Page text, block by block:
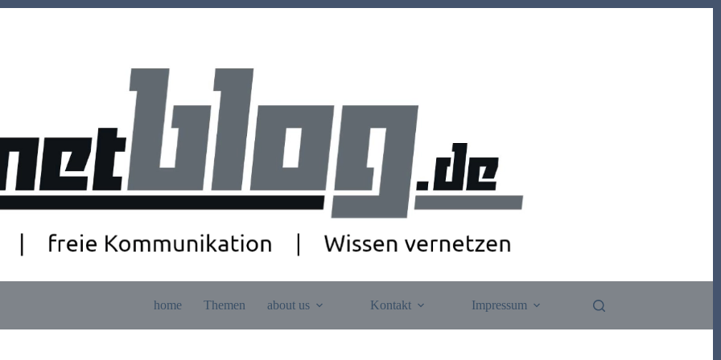
home Themen about us Kontakt Impressum